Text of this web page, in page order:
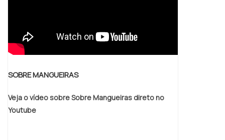
SOBRE MANGUEIRAS
Veja o vídeo sobre Sobre Mangueiras direto no
Youtube